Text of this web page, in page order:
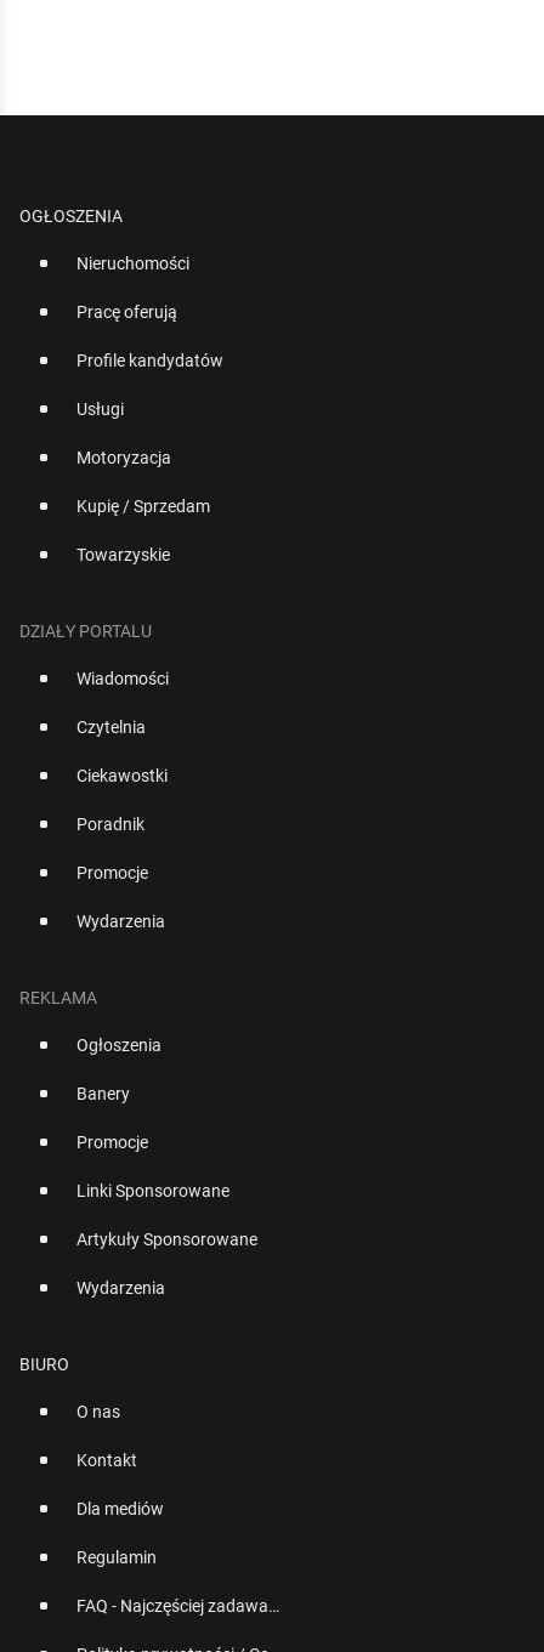
OGŁOSZENIA
Nieruchomości
Pracę oferują
Profile kandydatów
Usługi
Motoryzacja
Kupię / Sprzedam
Towarzyskie
DZIAŁY PORTALU
Wiadomości
Czytelnia
Ciekawostki
Poradnik
Promocje
Wydarzenia
REKLAMA
Ogłoszenia
Banery
Promocje
Linki Sponsorowane
Artykuły Sponsorowane
Wydarzenia
BIURO
O nas
Kontakt
Dla mediów
Regulamin
FAQ - Najczęściej zadawane pytania